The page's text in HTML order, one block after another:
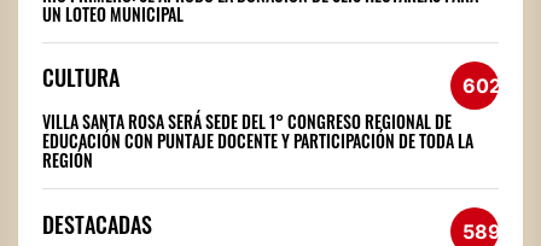
UN LOTEO MUNICIPAL
CULTURA 602
VILLA SANTA ROSA SERÁ SEDE DEL 1° CONGRESO REGIONAL DE
EDUCACIÓN CON PUNTAJE DOCENTE Y PARTICIPACIÓN DE TODA LA
REGIÓN
DESTACADAS 589